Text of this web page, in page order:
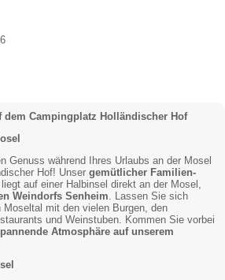
Campingplatz Holländischer Hof
Genuss während Ihres Urlaubs an der Mosel
Hof! Unser gemütlicher Familien-
liegt auf einer Halbinsel direkt an der Mosel,
Weindorfs Senheim . Lassen Sie sich
Moseltal mit den vielen Burgen, den
und Weinstuben. Kommen Sie vorbei
Atmosphäre auf unserem